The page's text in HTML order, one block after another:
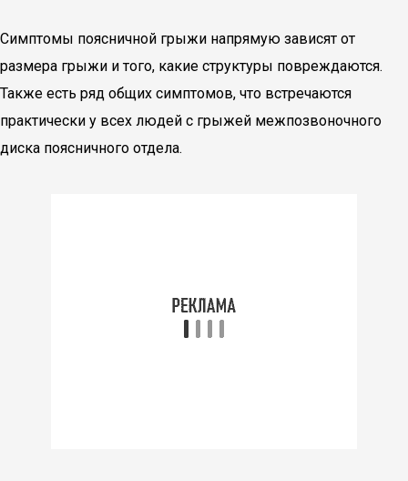
Симптомы поясничной грыжи напрямую зависят от
размера грыжи и того, какие структуры повреждаются.
Также есть ряд общих симптомов, что встречаются
практически у всех людей с грыжей межпозвоночного
диска поясничного отдела.